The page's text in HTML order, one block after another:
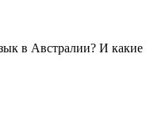
в Австралии? И